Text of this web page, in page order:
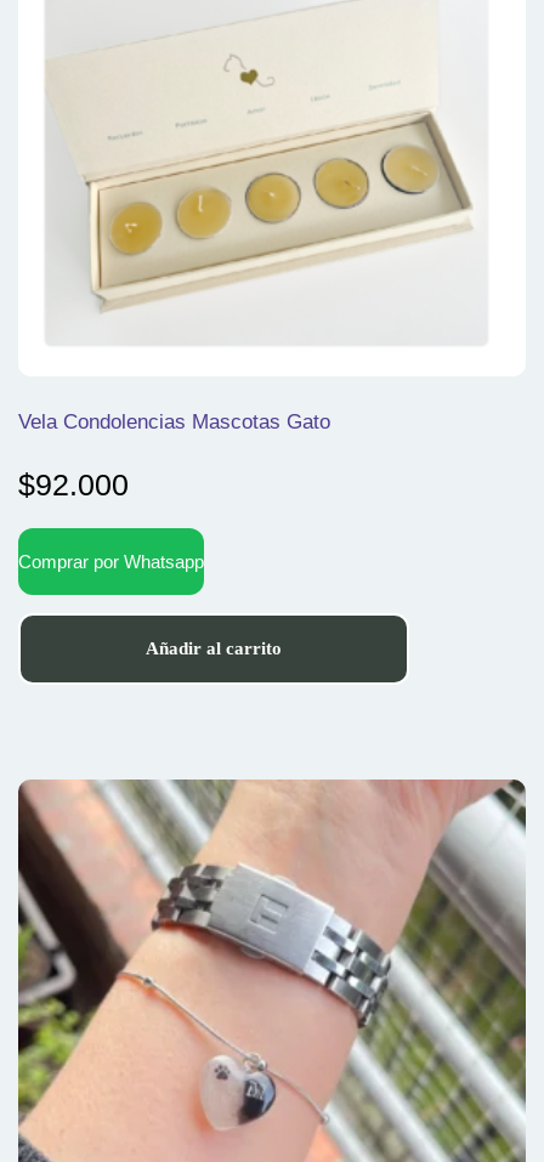
Vela Condolencias Mascotas Gato
$92.000
Comprar por Whatsapp
Añadir al carrito